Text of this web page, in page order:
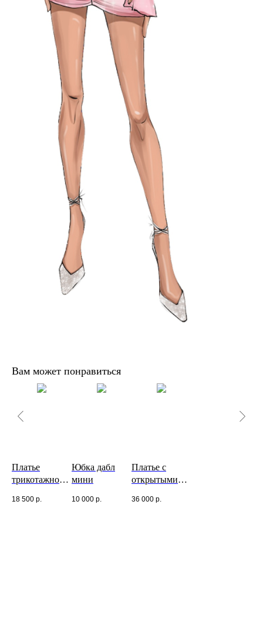
Вам может понравиться
Платье
трикотажное с
18 500 р.
Юбка дабл
мини
10 000 р.
Платье с
открытыми
36 000 р.